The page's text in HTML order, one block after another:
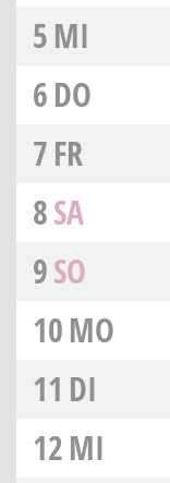
5MI
6DO
7FR
8SA
9SO
10MO
11 DI
12MI